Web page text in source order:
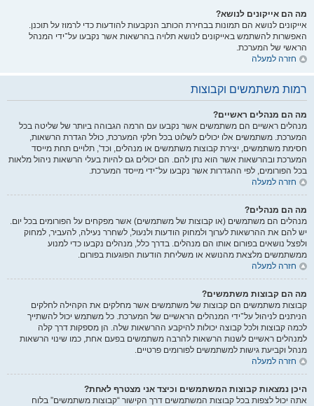
מה הם אייקונים לנושא?
אייקונים לנושא הם תמונות בבחירת הכותב הנקבעות להודעות כדי לרמוז על תוכנן.
האפשרות להשתמש באייקונים לנושא תלויה בהרשאות אשר נקבעו על־ידי המנהל
הראשי של המערכת.
חזרה למעלה
רמות משתמשים וקבוצות
מה הם מנהלים ראשיים?
מנהלים ראשיים הם משתמשים אשר נקבעו עם הרמה הגבוהה ביותר של שליטה בכל
המערכת. משתמשים אלו יכולים לשלוט בכל חלקי המערכת, כולל הגדרת הרשאות,
חסימת משתמשים, יצירת קבוצות משתמשים או מנהלים, וכד', תלויים תחת מייסד
המערכת ובהרשאות אשר הוא נתן להם. הם יכולים גם להיות בעלי הרשאות ניהול מלאות
בכל הפורומים, לפי ההגדרות אשר נקבעו על־ידי מייסד המערכת.
חזרה למעלה
מה הם מנהלים?
מנהלים הם משתמשים (או קבוצות של משתמשים) אשר מפקחים על הפורומים בכל יום.
יש להם את ההרשאות לערוך ולמחוק הודעות ולנעול, לשחרר נעילה, להעביר, למחוק
ולפצל נושאים בפורום אותו הם מנהלים. בדרך כלל, מנהלים נקבעו כדי למנוע
ממשתמשים מלצאת מהנושא או משליחת הודעות הפוגעות בפורום.
חזרה למעלה
מה הם קבוצות משתמשים?
קבוצות משתמשים הם קבוצות של משתמשים אשר מחלקים את הקהילה לחלקים
הניתנים לניהול על־ידי המנהלים הראשיים של המערכת. כל משתמש יכול להשתייך
לכמה קבוצות ולכל קבוצה יכולות להיקבע ההרשאות שלה. הן מספקות דרך קלה
למנהלים ראשיים לשנות הרשאות להרבה משתמשים בפעם אחת, כמו שינוי הרשאות
מנהל וקביעת גישות למשתמשים לפורומים פרטיים.
חזרה למעלה
היכן נמצאות קבוצות המשתמשים וכיצד אני מצטרף לאחת?
אתה יכול לצפות בכל קבוצות המשתמשים דרך הקישור “קבוצות משתמשים” בלוח